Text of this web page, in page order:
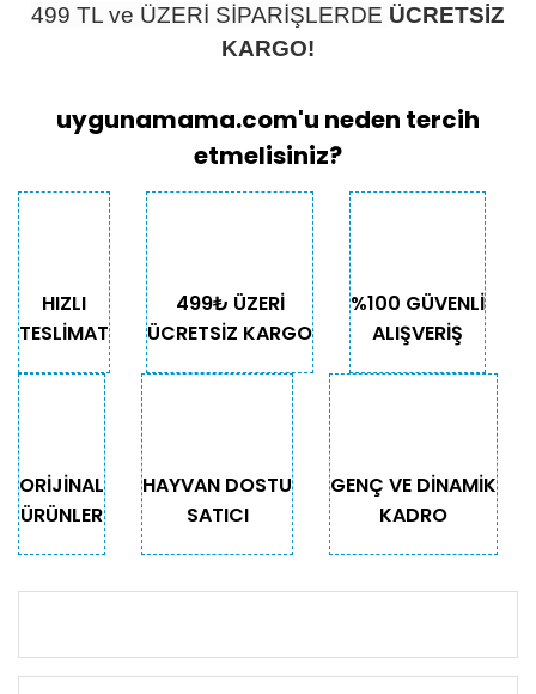
499 TL ve ÜZERİ SİPARİŞLERDE ÜCRETSİZ
KARGO!
uygunamama.com'u neden tercih
etmelisiniz?
HIZLI
TESLİMAT
499₺ ÜZERİ
ÜCRETSİZ KARGO
%100 GÜVENLİ
ALIŞVERİŞ
ORİJİNAL
ÜRÜNLER
HAYVAN DOSTU
SATICI
GENÇ VE DİNAMİK
KADRO